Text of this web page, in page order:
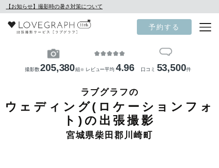
【お知らせ】撮影時の暑さ対策について
予約する
撮影数205,380組 ※ レビュー平均 4.96 口コミ 53,500件
ラブグラフの
ウェディング(ロケーションフォ
ト)の出張撮影
宮城県柴田郡川崎町